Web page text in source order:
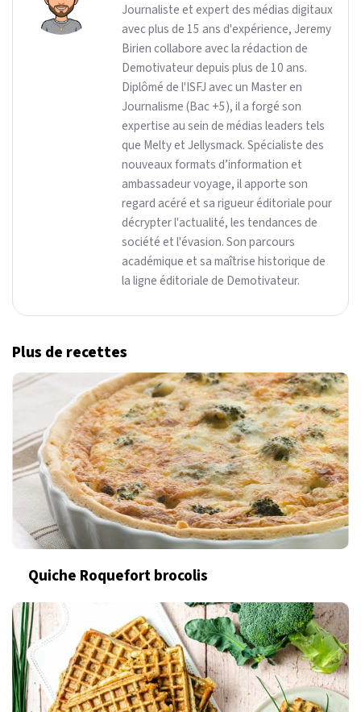
Journaliste et expert des médias digitaux
avec plus de 15 ans d'expérience, Jeremy
Birien collabore avec la rédaction de
Demotivateur depuis plus de 10 ans.
Diplômé de l'ISFJ avec un Master en
Journalisme (Bac +5), il a forgé son
expertise au sein de médias leaders tels
que Melty et Jellysmack. Spécialiste des
nouveaux formats d’information et
ambassadeur voyage, il apporte son
regard acéré et sa rigueur éditoriale pour
décrypter l'actualité, les tendances de
société et l'évasion. Son parcours
académique et sa maîtrise historique de
la ligne éditoriale de Demotivateur.
Plus de recettes
Quiche Roquefort brocolis